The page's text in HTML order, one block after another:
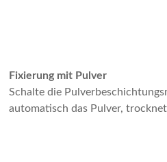
Fixierung mit Pulver
Schalte die
automatisch das Pulver,